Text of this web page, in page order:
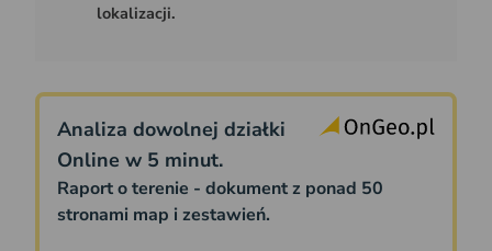
lokalizacji.
Analiza dowolnej działki
Online w 5 minut.
Raport o terenie - dokument z ponad 50
stronami map i zestawień.